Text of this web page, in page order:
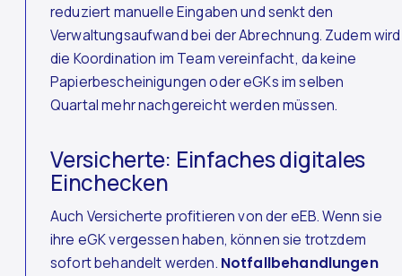
reduziert manuelle Eingaben und senkt den
Verwaltungsaufwand bei der Abrechnung. Zudem wird
die Koordination im Team vereinfacht, da keine
Papierbescheinigungen oder eGKs im selben
Quartal mehr nachgereicht werden müssen.
Versicherte: Einfaches digitales
Einchecken
Auch Versicherte profitieren von der eEB. Wenn sie
ihre eGK vergessen haben, können sie trotzdem
sofort behandelt werden. Notfallbehandlungen